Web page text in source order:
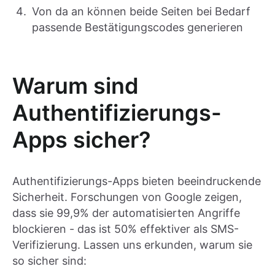
Von da an können beide Seiten bei Bedarf
passende Bestätigungscodes generieren
Warum sind
Authentifizierungs-
Apps sicher?
Authentifizierungs-Apps bieten beeindruckende
Sicherheit. Forschungen von Google zeigen,
dass sie 99,9% der automatisierten Angriffe
blockieren - das ist 50% effektiver als SMS-
Verifizierung. Lassen uns erkunden, warum sie
so sicher sind: